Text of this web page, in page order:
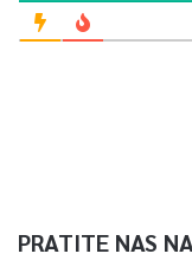
PRATITE NAS